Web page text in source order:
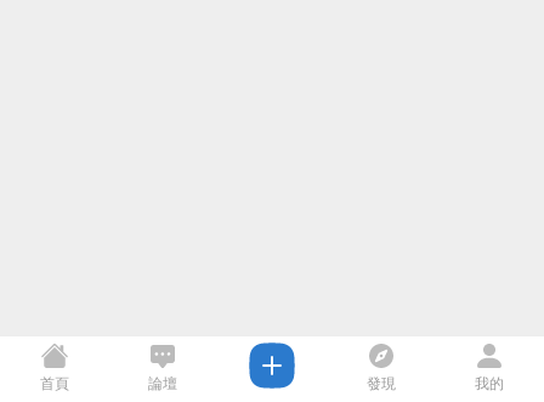
首頁 論壇 發現 我的